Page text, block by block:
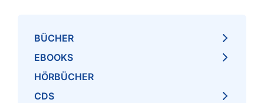
BÜCHER
EBOOKS
HÖRBÜCHER
CDS